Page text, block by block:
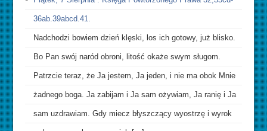
36ab.39abcd.41.
Nadchodzi bowiem dzień klęski, los ich gotowy, już blisko.
Bo Pan swój naród obroni, litość okaże swym sługom.
Patrzcie teraz, że Ja jestem, Ja jeden, i nie ma obok Mnie
żadnego boga. Ja zabijam i Ja sam ożywiam, Ja ranię i Ja
sam uzdrawiam. Gdy miecz błyszczący wyostrzę i wyrok